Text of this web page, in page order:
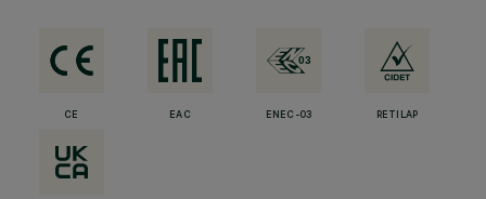
CE EAC ENEC-03 RETILAP